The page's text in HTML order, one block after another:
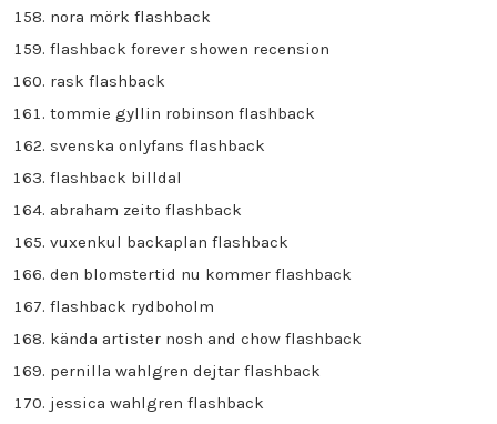
nora mörk flashback
flashback forever showen recension
rask flashback
tommie gyllin robinson flashback
svenska onlyfans flashback
flashback billdal
abraham zeito flashback
vuxenkul backaplan flashback
den blomstertid nu kommer flashback
flashback rydboholm
kända artister nosh and chow flashback
pernilla wahlgren dejtar flashback
jessica wahlgren flashback